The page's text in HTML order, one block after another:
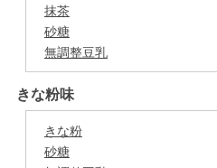
抹茶
砂糖
無調整豆乳
きな粉味
きな粉
砂糖